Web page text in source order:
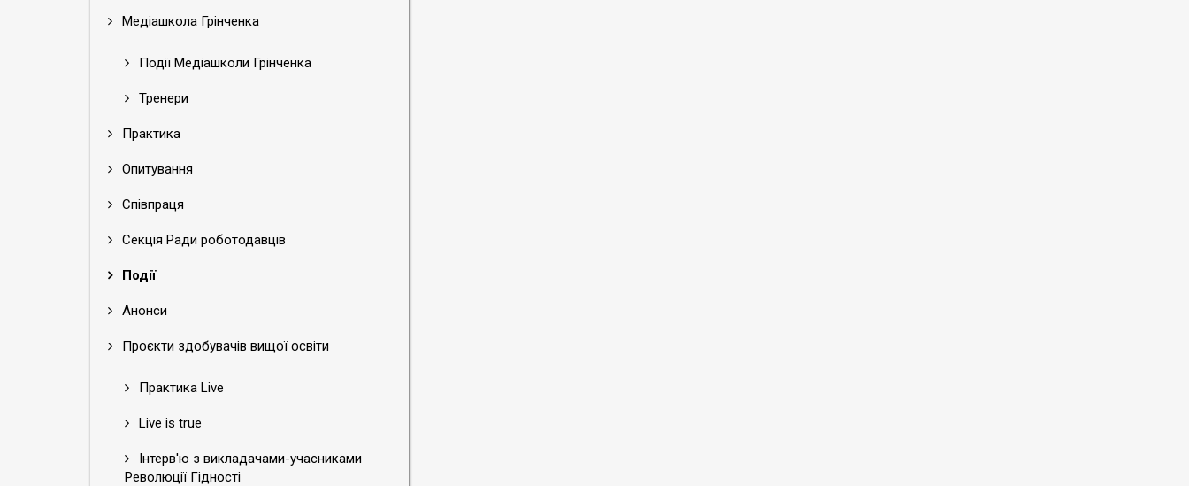
Медіашкола Грінченка
Події Медіашколи Грінченка
Тренери
Практика
Опитування
Співпраця
Секція Ради роботодавців
Події
Анонси
Проєкти здобувачів вищої освіти
Практика Live
Live is true
Інтерв'ю з викладачами-учасниками
Революції Гідності